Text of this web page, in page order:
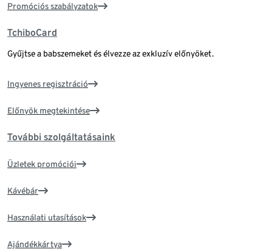
Promóciós szabályzatok
TchiboCard
Gyűjtse a babszemeket és élvezze az exkluzív előnyöket.
Ingyenes regisztráció
Előnyök megtekintése
További szolgáltatásaink
Üzletek promóciói
Kávébár
Használati utasítások
Ajándékkártya